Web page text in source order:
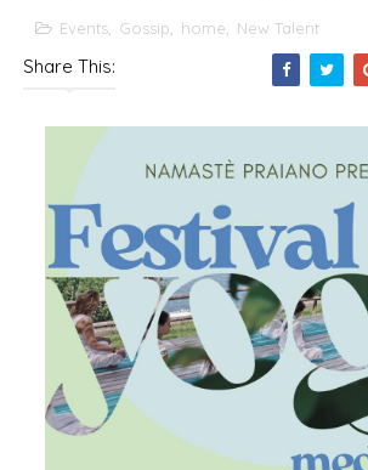
Events, Gossip home New Talent
Share This: